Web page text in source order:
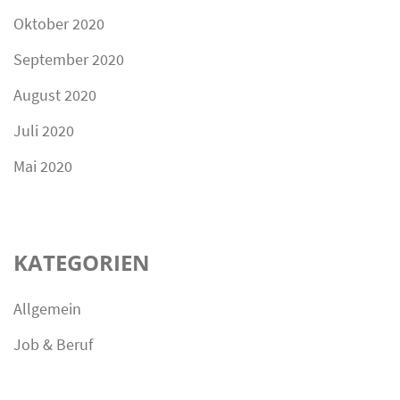
Oktober 2020
September 2020
August 2020
Juli 2020
Mai 2020
KATEGORIEN
Allgemein
Job & Beruf